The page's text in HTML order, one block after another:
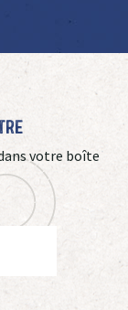
votre boîte